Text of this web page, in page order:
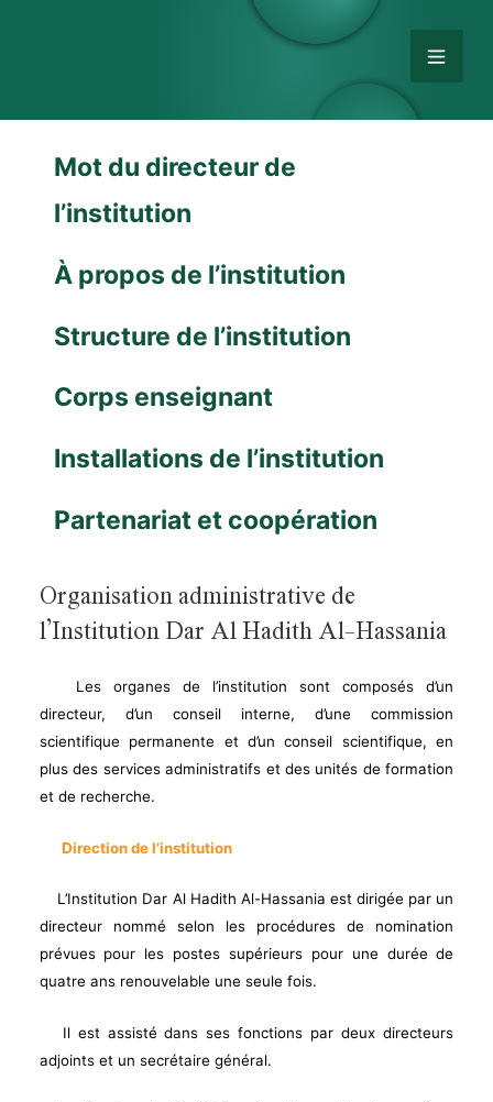
Mot du directeur de
l’institution
À propos de l’institution
Structure de l’institution
Corps enseignant
Installations de l’institution
Partenariat et coopération
Organisation administrative de
l’Institution Dar Al Hadith Al-Hassania
Les organes de l’institution sont composés d’un
directeur, d’un conseil interne, d’une commission
scientifique permanente et d’un conseil scientifique, en
plus des services administratifs et des unités de formation
et de recherche.
Direction de l’institution
L’Institution Dar Al Hadith Al-Hassania est dirigée par un
directeur nommé selon les procédures de nomination
prévues pour les postes supérieurs pour une durée de
quatre ans renouvelable une seule fois.
Il est assisté dans ses fonctions par deux directeurs
adjoints et un secrétaire général.